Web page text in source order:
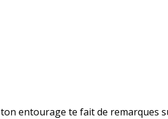
entourage te fait de remarques